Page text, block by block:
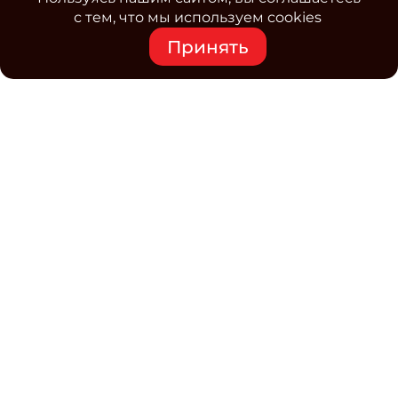
с тем, что мы используем cookies
Принять